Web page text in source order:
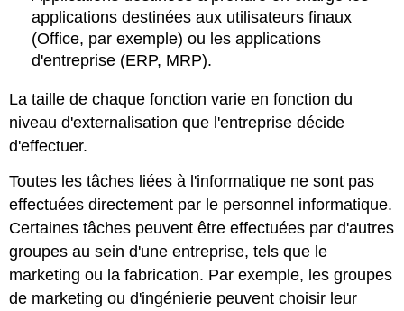
applications destinées aux utilisateurs finaux
(Office, par exemple) ou les applications
d'entreprise (ERP, MRP).
La taille de chaque fonction varie en fonction du
niveau d'externalisation que l'entreprise décide
d'effectuer.
Toutes les tâches liées à l'informatique ne sont pas
effectuées directement par le personnel informatique.
Certaines tâches peuvent être effectuées par d'autres
groupes au sein d'une entreprise, tels que le
marketing ou la fabrication. Par exemple, les groupes
de marketing ou d'ingénierie peuvent choisir leur